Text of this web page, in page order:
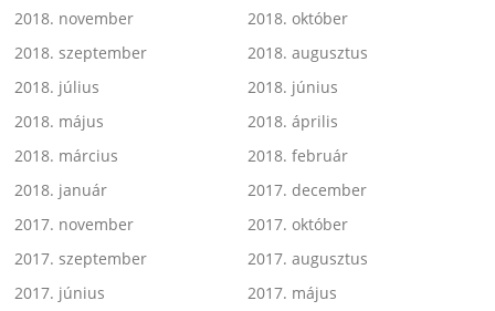
2018. november
2018. október
2018. szeptember
2018. augusztus
2018. július
2018. június
2018. május
2018. április
2018. március
2018. február
2018. január
2017. december
2017. november
2017. október
2017. szeptember
2017. augusztus
2017. június
2017. május